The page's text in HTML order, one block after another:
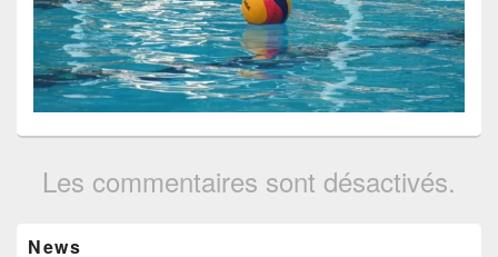
Les commentaires sont désactivés.
principale
News